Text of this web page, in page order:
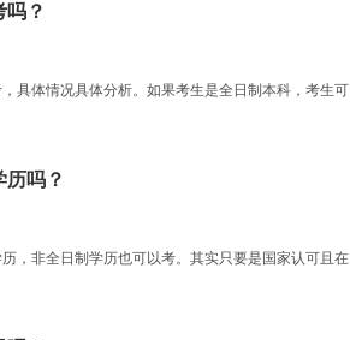
吗？
具体情况具体分析。如果考生是全日制本科，考生可
历吗？
，非全日制学历也可以考。其实只要是国家认可且在